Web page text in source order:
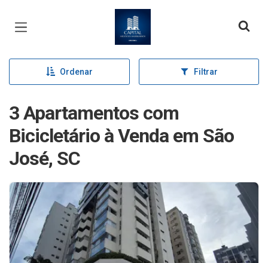
Página inicial
Ordenar Filtrar
3 Apartamentos com
Bicicletário à Venda em São
José, SC